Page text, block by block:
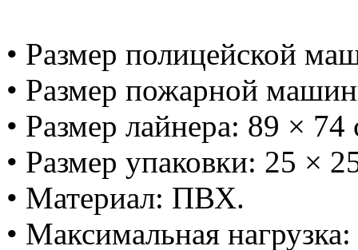
• Размер полицейской
• Размер пожарной
• Размер лайнера: 89 × 74
• Размер упаковки: 25 ×
• Материал: ПВХ.
• Максимальная нагрузка: